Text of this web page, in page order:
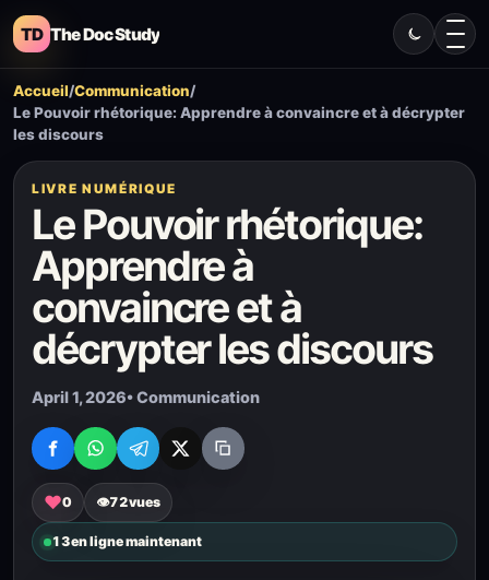
TD The Doc Study
Accueil/Communication/
Le Pouvoir rhétorique: Apprendre à convaincre et à décrypter
les discours
LIVRE NUMÉRIQUE
Le Pouvoir rhétorique:
Apprendre à
convaincre et à
décrypter les discours
April 1, 2026• Communication
♥0 👁72vues
13en ligne maintenant